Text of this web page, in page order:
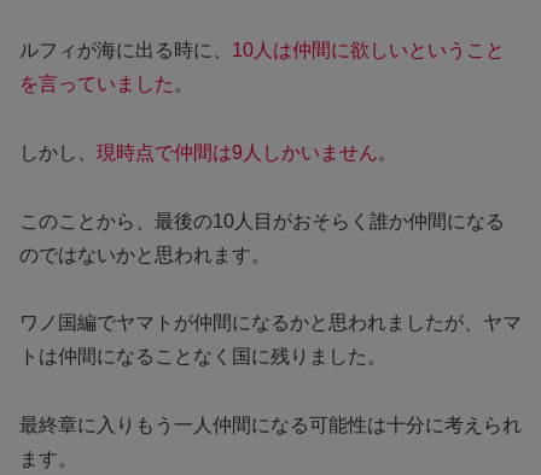
ルフィが海に出る時に、 10人は仲間に欲しいということ
を言っていました 。
しかし、 現時点で仲間は9人しかいません。
このことから、最後の10人目がおそらく誰か仲間になる
のではないかと思われます。
ワノ国編でヤマトが仲間になるかと思われましたが、ヤマ
トは仲間になることなく国に残りました。
最終章に入りもう一人仲間になる可能性は十分に考えられ
ます。